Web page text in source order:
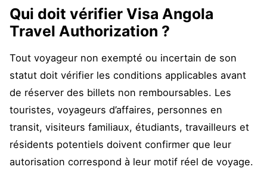
Qui doit vérifier Visa Angola
Travel Authorization ?
Tout voyageur non exempté ou incertain de son
statut doit vérifier les conditions applicables avant
de réserver des billets non remboursables. Les
touristes, voyageurs d’affaires, personnes en
transit, visiteurs familiaux, étudiants, travailleurs et
résidents potentiels doivent confirmer que leur
autorisation correspond à leur motif réel de voyage.